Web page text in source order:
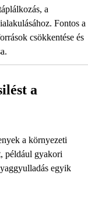
a
Fontos a
csökkentése és
a
a környezeti
például gyakori
egyik